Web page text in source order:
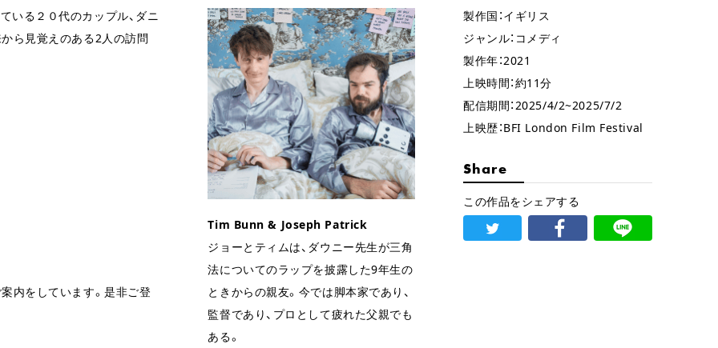
いる２０代のカップル、ダニ
ら見覚えのある2人の訪問
内をしています。是非ご登
Tim Bunn & Joseph Patrick
ジョーとティムは、ダウニー先生が三角
法についてのラップを披露した9年生の
ときからの親友。今では脚本家であり、
監督であり、プロとして疲れた父親でも
ある。
製作国：イギリス
ジャンル：コメディ
製作年：2021
上映時間：約11分
配信期間：2025/4/2~2025/7/2
上映歴：BFI London Film Festival
Share
この作品をシェアする